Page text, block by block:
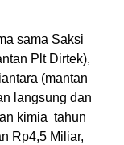
sama Saksi
Plt Dirtek),
(mantan
langsung dan
kimia tahun
Rp4,5 Miliar,